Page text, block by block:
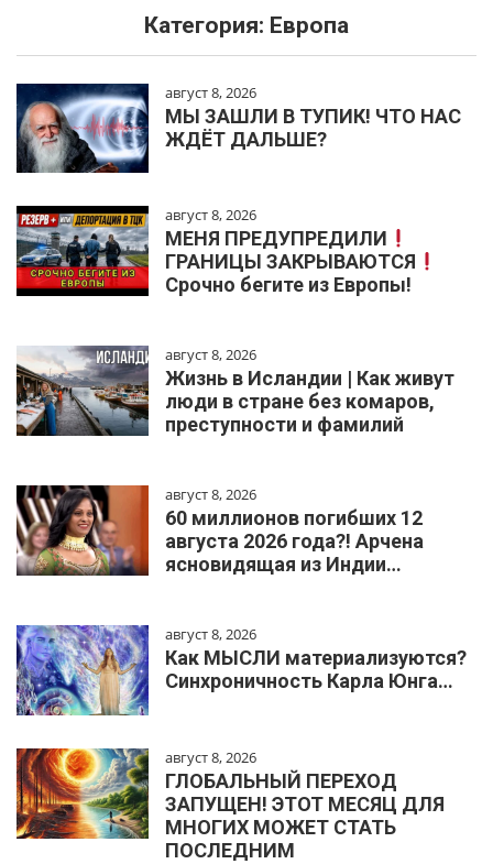
Категория: Европа
август 8, 2026
МЫ ЗАШЛИ В ТУПИК! ЧТО НАС
ЖДЁТ ДАЛЬШЕ?
август 8, 2026
МЕНЯ ПРЕДУПРЕДИЛИ
ГРАНИЦЫ ЗАКРЫВАЮТСЯ
Срочно бегите из Европы!
август 8, 2026
Жизнь в Исландии | Как живут
люди в стране без комаров,
преступности и фамилий
август 8, 2026
60 миллионов погибших 12
августа 2026 года?! Арчена
ясновидящая из Индии…
август 8, 2026
Как МЫСЛИ материализуются?
Синхроничность Карла Юнга…
август 8, 2026
ГЛОБАЛЬНЫЙ ПЕРЕХОД
ЗАПУЩЕН! ЭТОТ МЕСЯЦ ДЛЯ
МНОГИХ МОЖЕТ СТАТЬ
ПОСЛЕДНИМ